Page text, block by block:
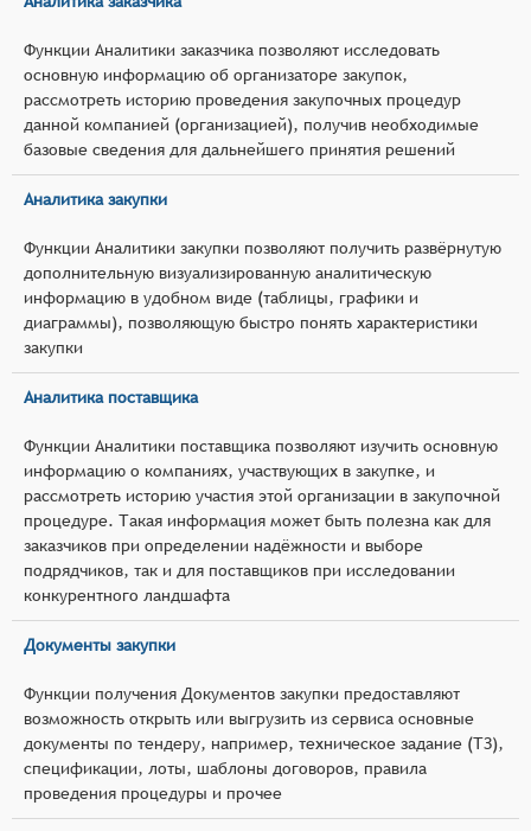
Функции Аналитики заказчика позволяют исследовать
основную информацию об организаторе закупок,
рассмотреть историю проведения закупочных процедур
данной компанией (организацией), получив необходимые
базовые сведения для дальнейшего принятия решений
Аналитика закупки
Функции Аналитики закупки позволяют получить развёрнутую
дополнительную визуализированную аналитическую
информацию в удобном виде (таблицы, графики и
диаграммы), позволяющую быстро понять характеристики
закупки
Аналитика поставщика
Функции Аналитики поставщика позволяют изучить основную
информацию о компаниях, участвующих в закупке, и
рассмотреть историю участия этой организации в закупочной
процедуре. Такая информация может быть полезна как для
заказчиков при определении надёжности и выборе
подрядчиков, так и для поставщиков при исследовании
конкурентного ландшафта
Документы закупки
Функции получения Документов закупки предоставляют
возможность открыть или выгрузить из сервиса основные
документы по тендеру, например, техническое задание (ТЗ),
спецификации, лоты, шаблоны договоров, правила
проведения процедуры и прочее